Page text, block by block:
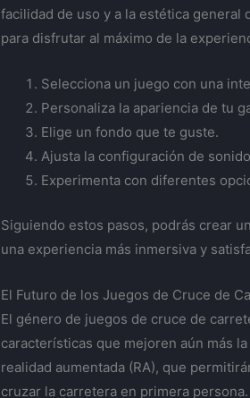
facilidad de uso y a la estética
para disfrutar al máximo de la
Selecciona un juego con una
Personaliza la apariencia de tu
Elige un fondo que te guste.
Ajusta la configuración de
Experimenta con diferentes
Siguiendo estos pasos, podrás crear
una experiencia más inmersiva y
El Futuro de los Juegos de Cruce de
El género de juegos de cruce de
características que mejoren aún más
realidad aumentada (RA), que
cruzar la carretera en primera